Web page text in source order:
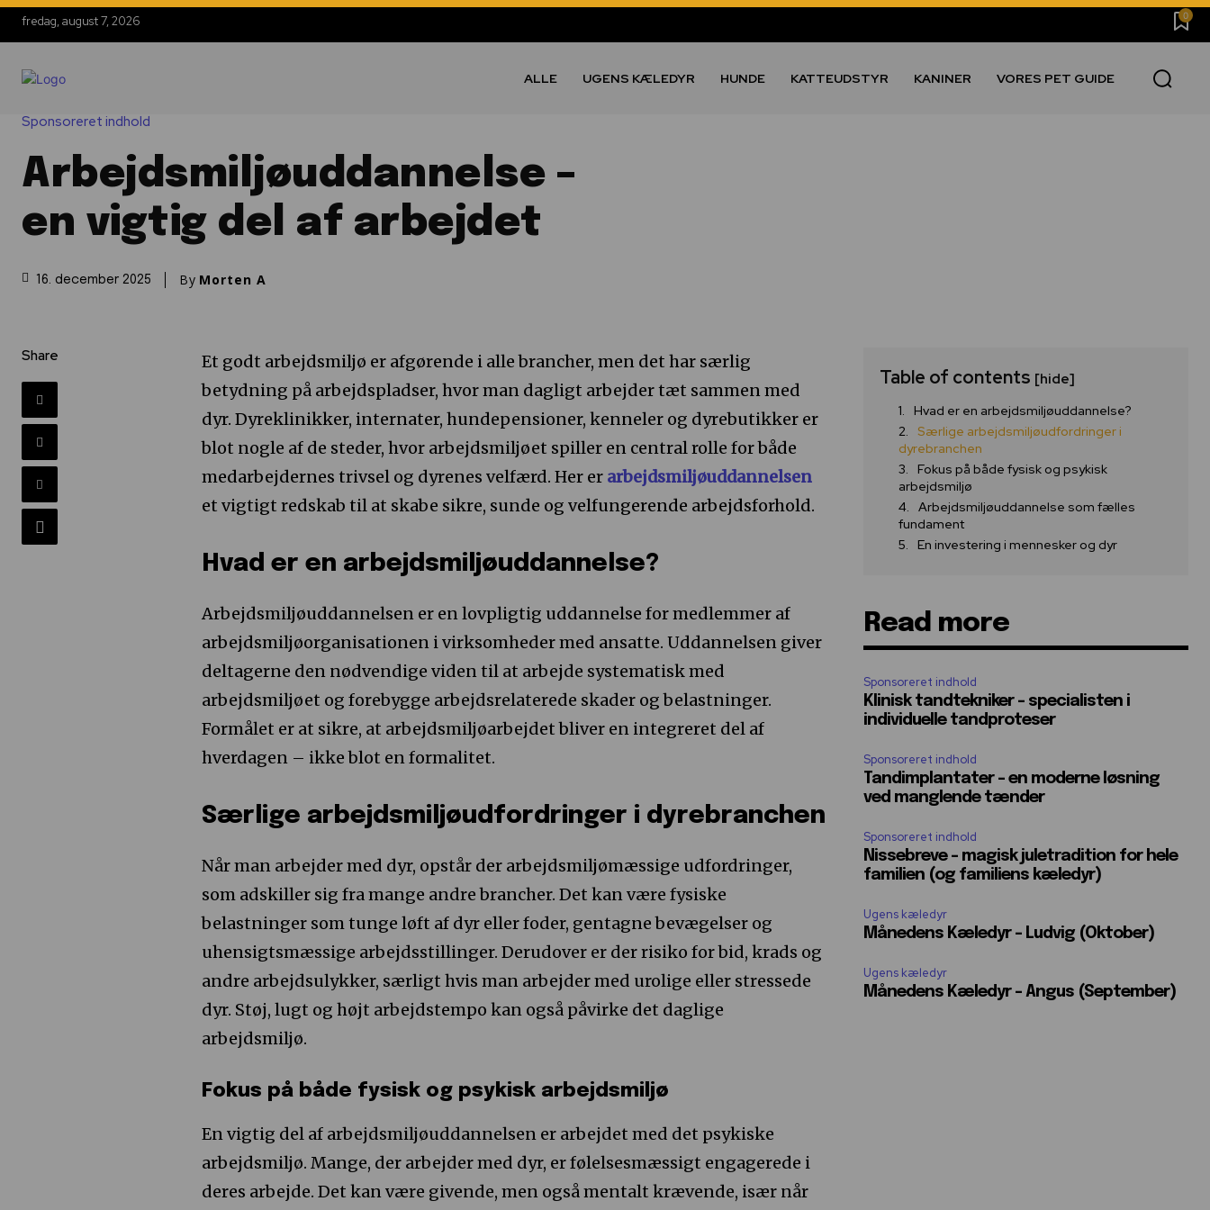
fredag, august 7, 2026 0
ALLE UGENS KÆLEDYR HUNDE KATTEUDSTYR KANINER VORES PET GUIDE
Sponsoreret indhold
Arbejdsmiljøuddannelse –
en vigtig del af arbejdet
16. december 2025 By Morten A
Share
Et godt arbejdsmiljø er afgørende i alle brancher, men det har særlig
betydning på arbejdspladser, hvor man dagligt arbejder tæt sammen med
dyr. Dyreklinikker, internater, hundepensioner, kenneler og dyrebutikker er
blot nogle af de steder, hvor arbejdsmiljøet spiller en central rolle for både
medarbejdernes trivsel og dyrenes velfærd. Her er arbejdsmiljøuddannelsen
et vigtigt redskab til at skabe sikre, sunde og velfungerende arbejdsforhold.
Hvad er en arbejdsmiljøuddannelse?
Arbejdsmiljøuddannelsen er en lovpligtig uddannelse for medlemmer af
arbejdsmiljøorganisationen i virksomheder med ansatte. Uddannelsen giver
deltagerne den nødvendige viden til at arbejde systematisk med
arbejdsmiljøet og forebygge arbejdsrelaterede skader og belastninger.
Formålet er at sikre, at arbejdsmiljøarbejdet bliver en integreret del af
hverdagen – ikke blot en formalitet.
Særlige arbejdsmiljøudfordringer i dyrebranchen
Når man arbejder med dyr, opstår der arbejdsmiljømæssige udfordringer,
som adskiller sig fra mange andre brancher. Det kan være fysiske
belastninger som tunge løft af dyr eller foder, gentagne bevægelser og
uhensigtsmæssige arbejdsstillinger. Derudover er der risiko for bid, krads og
andre arbejdsulykker, særligt hvis man arbejder med urolige eller stressede
dyr. Støj, lugt og højt arbejdstempo kan også påvirke det daglige
arbejdsmiljø.
Fokus på både fysisk og psykisk arbejdsmiljø
En vigtig del af arbejdsmiljøuddannelsen er arbejdet med det psykiske
arbejdsmiljø. Mange, der arbejder med dyr, er følelsesmæssigt engagerede i
deres arbejde. Det kan være givende, men også mentalt krævende, især når
Table of contents [hide]
Hvad er en arbejdsmiljøuddannelse?
Særlige arbejdsmiljøudfordringer i
dyrebranchen
Fokus på både fysisk og psykisk
arbejdsmiljø
Arbejdsmiljøuddannelse som fælles
fundament
En investering i mennesker og dyr
Read more
Sponsoreret indhold
Klinisk tandtekniker – specialisten i
individuelle tandproteser
Sponsoreret indhold
Tandimplantater – en moderne løsning
ved manglende tænder
Sponsoreret indhold
Nissebreve – magisk juletradition for hele
familien (og familiens kæledyr)
Ugens kæledyr
Månedens Kæledyr – Ludvig (Oktober)
Ugens kæledyr
Månedens Kæledyr – Angus (September)